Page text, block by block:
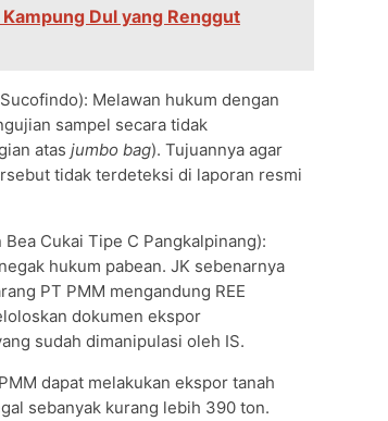
Dul yang Renggut
Melawan hukum dengan
sampel secara tidak
atas jumbo bag). Tujuannya agar
tidak terdeteksi di laporan resmi
Cukai Tipe C Pangkalpinang):
hukum pabean. JK sebenarnya
PT PMM mengandung REE
dokumen ekspor
sudah dimanipulasi oleh IS.
dapat melakukan ekspor tanah
sebanyak kurang lebih 390 ton.